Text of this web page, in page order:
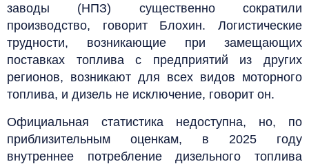
заводы (НПЗ) существенно сократили
производство, говорит Блохин. Логистические
трудности, возникающие при замещающих
поставках топлива с предприятий из других
регионов, возникают для всех видов моторного
топлива, и дизель не исключение, говорит он.
Официальная статистика недоступна, но, по
приблизительным оценкам, в 2025 году
внутреннее потребление дизельного топлива